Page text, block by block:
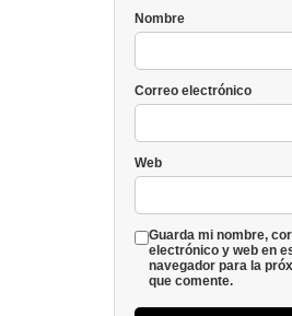
Nombre
Correo electrónico
Web
Guarda mi nombre,
electrónico y web en
navegador para la
que comente.